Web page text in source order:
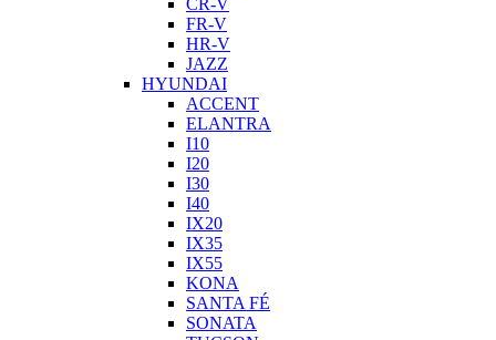
FR-V
HR-V
JAZZ
HYUNDAI
ACCENT
ELANTRA
I10
I20
I30
I40
IX20
IX35
IX55
KONA
SANTA FÉ
SONATA